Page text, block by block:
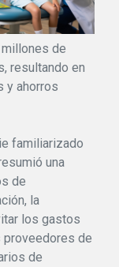
de
resultando en
y ahorros
familiarizado
una
de
la
los gastos
de
de